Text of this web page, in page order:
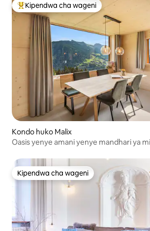
Kipendwa maarufu cha wageni
Kipendwa cha wageni
Kondo huko Malix
Oasis yenye amani yenye mandhari ya
Kipendwa cha wageni
Kipendwa cha wageni